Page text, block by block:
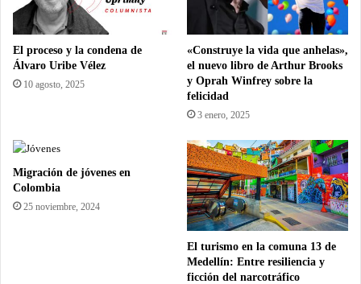
El proceso y la condena de
Álvaro Uribe Vélez
10 agosto, 2025
«Construye la vida que anhelas»,
el nuevo libro de Arthur Brooks
y Oprah Winfrey sobre la
felicidad
3 enero, 2025
Migración de jóvenes en
Colombia
25 noviembre, 2024
El turismo en la comuna 13 de
Medellín: Entre resiliencia y
ficción del narcotráfico